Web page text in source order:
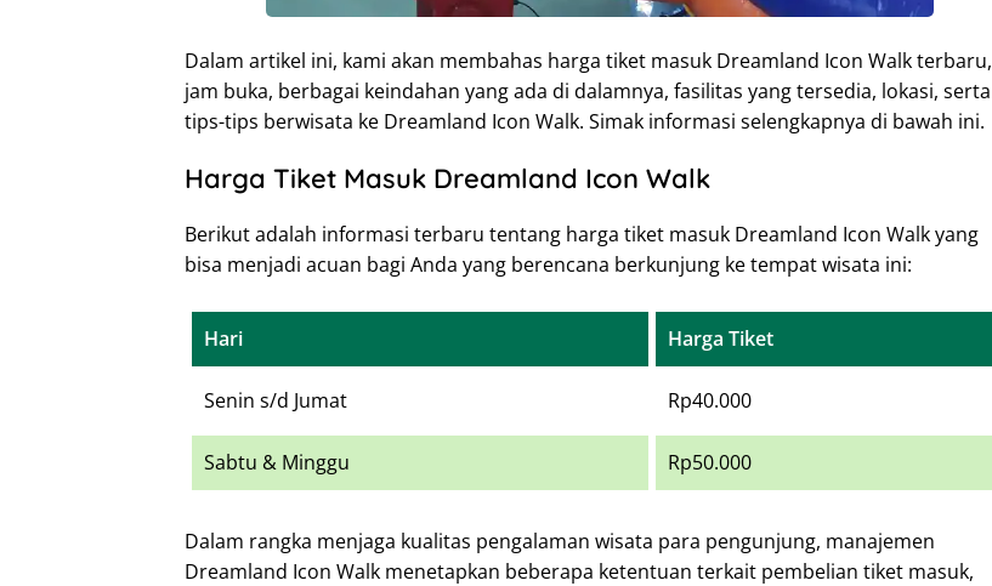
Dalam artikel ini, kami akan membahas harga tiket masuk Dreamland Icon Walk terbaru,
jam buka, berbagai keindahan yang ada di dalamnya, fasilitas yang tersedia, lokasi, serta
tips-tips berwisata ke Dreamland Icon Walk. Simak informasi selengkapnya di bawah ini.
Harga Tiket Masuk Dreamland Icon Walk
Berikut adalah informasi terbaru tentang harga tiket masuk Dreamland Icon Walk yang
bisa menjadi acuan bagi Anda yang berencana berkunjung ke tempat wisata ini:
Hari Harga Tiket
Senin s/d Jumat Rp40.000
Sabtu & Minggu Rp50.000
Dalam rangka menjaga kualitas pengalaman wisata para pengunjung, manajemen
Dreamland Icon Walk menetapkan beberapa ketentuan terkait pembelian tiket masuk,